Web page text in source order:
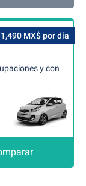
MX$ por día
y con